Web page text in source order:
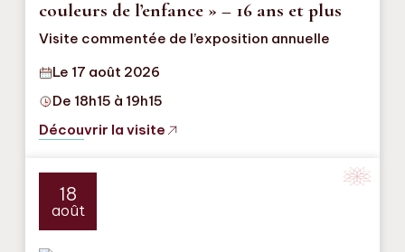
couleurs de l’enfance » – 16 ans et plus
Visite commentée de l’exposition annuelle
Le 17 août 2026
De 18h15 à 19h15
Découvrir la visite
18
août